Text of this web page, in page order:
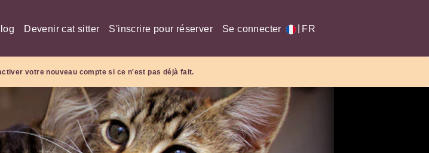
Devenir cat sitter S'inscrire pour réserver Se connecter FR
votre nouveau compte si ce n'est pas déjà fait.